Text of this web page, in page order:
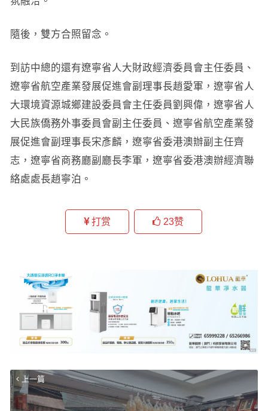
隨後，雙方合照留念。
到訪中總的還有遼寧省人大財政經濟委員會主任委員、
遼寧省航空產業發展促進會副理事長趙愛軍，遼寧省人
大環境資源城鄉建設委員會主任委員劉興偉，遼寧省人
大民族僑務外事委員會副主任委員、遼寧省航空產業發
展促進會副理事長宋彥麟，遼寧省委港澳辦副主任齊
志，遼寧省商務廳副廳長李軍，遼寧省委港澳辦經濟聯
絡處處長趙寧泊。
打赏 23赞
上一篇